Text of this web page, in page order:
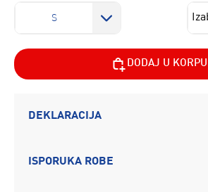
S
DODAJ U KORPU
DEKLARACIJA
ISPORUKA ROBE